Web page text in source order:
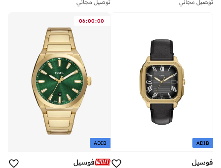
توصيل مجاني توصيل مجاني
ADIB
فوسيل
06:00:00
ADIB
فوسيل